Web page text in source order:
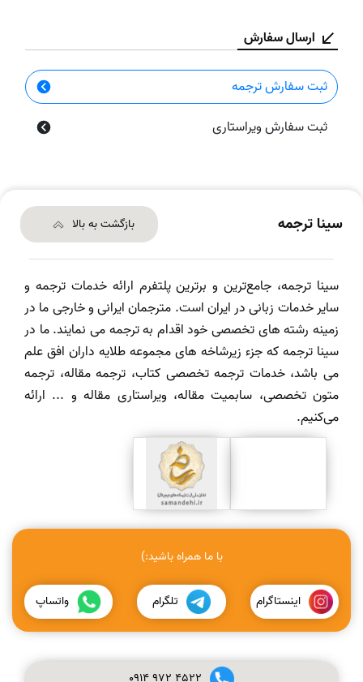
ارسال سفارش
ثبت سفارش ترجمه
ثبت سفارش ویراستاری
سینا ترجمه بازگشت به بالا
سینا ترجمه، جامع‌ترین و برترین پلتفرم ارائه خدمات ترجمه و
سایر خدمات زبانی در ایران است. مترجمان ایرانی و خارجی ما در
زمینه رشته های تخصصی خود اقدام به ترجمه می نمایند. ما در
سینا ترجمه که جزء زیرشاخه های مجموعه طلایه داران افق علم
می باشد، خدمات ترجمه تخصصی کتاب، ترجمه مقاله، ترجمه
متون تخصصی، سابمیت مقاله، ویراستاری مقاله و ... ارائه
می‌کنیم.
با ما همراه باشید:)
اینستاگرام تلگرام واتساپ